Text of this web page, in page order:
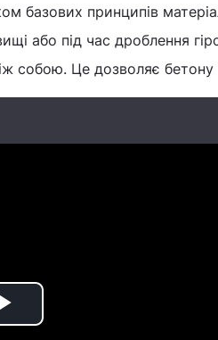
базових принципів
або під час дроблення
собою. Це дозволяє бетону
Play